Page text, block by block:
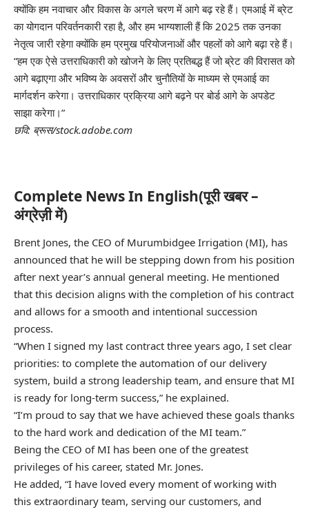
क्योंकि हम नवाचार और विकास के अगले चरण में आगे बढ़ रहे हैं। एमआई में ब्रेट
का योगदान परिवर्तनकारी रहा है, और हम भाग्यशाली हैं कि 2025 तक उनका
नेतृत्व जारी रहेगा क्योंकि हम प्रमुख परियोजनाओं और पहलों को आगे बढ़ा रहे हैं।
“हम एक ऐसे उत्तराधिकारी को खोजने के लिए प्रतिबद्ध हैं जो ब्रेट की विरासत को
आगे बढ़ाएगा और भविष्य के अवसरों और चुनौतियों के माध्यम से एमआई का
मार्गदर्शन करेगा। उत्तराधिकार प्रक्रिया आगे बढ़ने पर बोर्ड आगे के अपडेट
साझा करेगा।”
छवि: ब्रूस/stock.adobe.com
Complete News In English(पूरी खबर –
अंग्रेज़ी में)
Brent Jones, the CEO of Murumbidgee Irrigation (MI), has
announced that he will be stepping down from his position
after next year’s annual general meeting. He mentioned
that this decision aligns with the completion of his contract
and allows for a smooth and intentional succession
process.
“When I signed my last contract three years ago, I set clear
priorities: to complete the automation of our delivery
system, build a strong leadership team, and ensure that MI
is ready for long-term success,” he explained.
“I’m proud to say that we have achieved these goals thanks
to the hard work and dedication of the MI team.”
Being the CEO of MI has been one of the greatest
privileges of his career, stated Mr. Jones.
He added, “I have loved every moment of working with
this extraordinary team, serving our customers, and